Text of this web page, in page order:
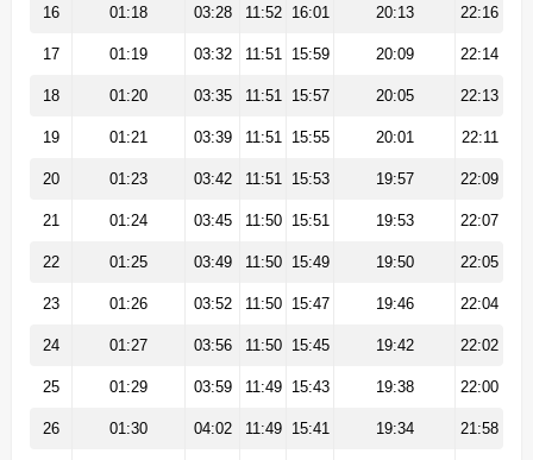
16 01:18 03:28 11:52 16:01 20:13 22:16
17 01:19 03:32 11:51 15:59 20:09 22:14
18 01:20 03:35 11:51 15:57 20:05 22:13
19 01:21 03:39 11:51 15:55 20:01 22:11
20 01:23 03:42 11:51 15:53 19:57 22:09
21 01:24 03:45 11:50 15:51 19:53 22:07
22 01:25 03:49 11:50 15:49 19:50 22:05
23 01:26 03:52 11:50 15:47 19:46 22:04
24 01:27 03:56 11:50 15:45 19:42 22:02
25 01:29 03:59 11:49 15:43 19:38 22:00
26 01:30 04:02 11:49 15:41 19:34 21:58